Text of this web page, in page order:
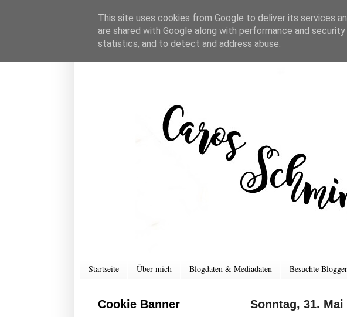
Startseite Über mich Blogdaten & Mediadaten Besuchte
Sonntag, 31. Mai
Cookie Banner
This site uses cookies from Google to deliver its services
are shared with Google along with performance and
statistics, and to detect and address abuse.